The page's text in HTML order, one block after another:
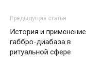
Предыдущая статья
История и применение
габбро-диабаза в
ритуальной сфере